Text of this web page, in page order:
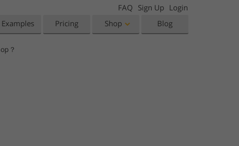
Examples Pricing Shop Blog
FAQ Sign Up Login
？